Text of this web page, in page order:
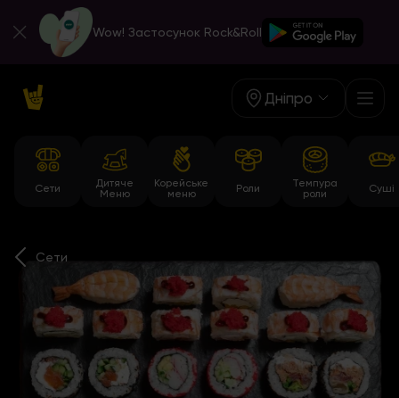
Wow! Застосунок Rock&Roll
Дніпро
Сети
Дитяче
Меню
Корейське
меню
Роли
Темпура
роли
Суші
Сети